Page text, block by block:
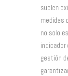
suelen
medidas
no solo
indicador
gestión